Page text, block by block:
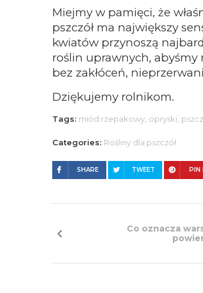
Miejmy w pamięci, że
pszczół ma największy
kwiatów przynoszą
roślin uprawnych, abyśmy
bez zakłóceń,
Dziękujemy rolnikom.
Tags: miód rzepakowy, opryski,
Categories: Rośliny dla pszczół
SHARE TWEET PIN
Co oznacza